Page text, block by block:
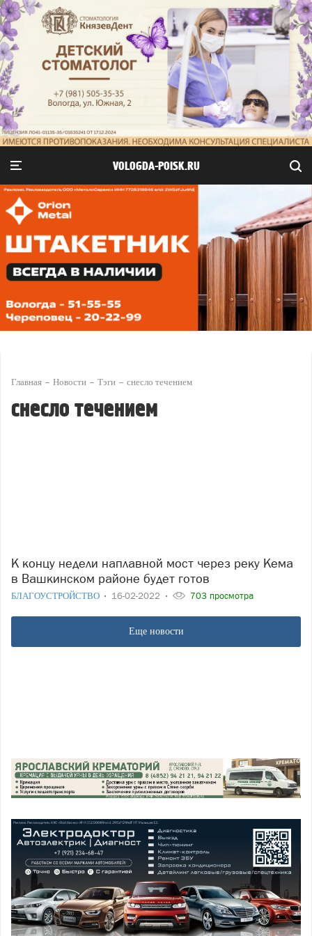
VOLOGDA-POISK.RU
Главная Новости Тэги снесло течением
снесло течением
К концу недели наплавной мост через реку Кема
в Вашкинском районе будет готов
БЛАГОУСТРОЙСТВО 16-02-2022 703 просмотра
Еще новости